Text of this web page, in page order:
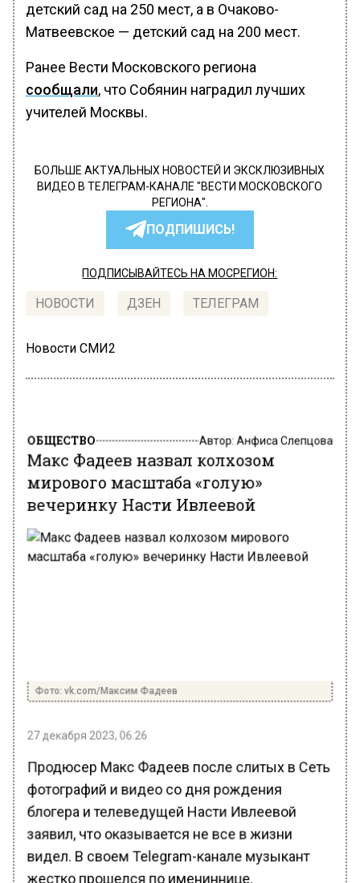
детский сад на 250 мест, а в Очаково-
Матвеевское — детский сад на 200 мест.
Ранее Вести Московского региона
сообщали, что Собянин наградил лучших
учителей Москвы.
БОЛЬШЕ АКТУАЛЬНЫХ НОВОСТЕЙ И ЭКСКЛЮЗИВНЫХ
ВИДЕО В ТЕЛЕГРАМ-КАНАЛЕ "ВЕСТИ МОСКОВСКОГО
РЕГИОНА".
ПОДПИШИСЬ!
ПОДПИСЫВАЙТЕСЬ НА МОСРЕГИОН:
НОВОСТИ ДЗЕН ТЕЛЕГРАМ
Новости СМИ2
ОБЩЕСТВО
Макс Фадеев назвал колхозом
мирового масштаба «голую»
вечеринку Насти Ивлеевой
Фото: vk.com/Максим Фадеев
27 декабря 2023, 06:26
Продюсер Макс Фадеев после слитых в Сеть
фотографий и видео со дня рождения
блогера и телеведущей Насти Ивлеевой
заявил, что оказывается не все в жизни
видел. В своем Telegram-канале музыкант
жестко прошелся по имениннице.